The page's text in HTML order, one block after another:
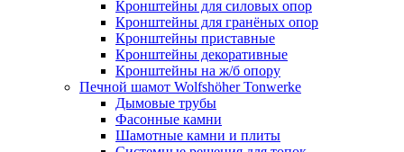
Кронштейны для силовых опор
Кронштейны для гранёных опор
Кронштейны приставные
Кронштейны декоративные
Кронштейны на ж/б опору
Печной шамот Wolfshöher Tonwerke
Дымовые трубы
Фасонные камни
Шамотные камни и плиты